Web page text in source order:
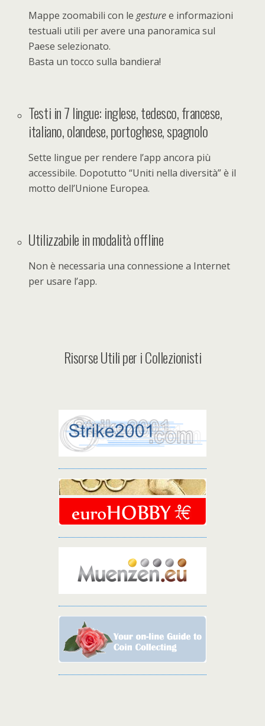
Mappe zoomabili con legesturee informazioni
testuali utili per avere una panoramica sul
Paese selezionato.
Basta un tocco sulla bandiera!
Testi in 7 lingue: inglese, tedesco, francese,
italiano, olandese, portoghese, spagnolo
Sette lingue per rendere l’app ancora più
accessibile. Dopotutto “Uniti nella diversità” è il
motto dell’Unione Europea.
Utilizzabile in modalità offline
Non è necessaria una connessione a Internet
per usare l’app.
Risorse Utili per i Collezionisti